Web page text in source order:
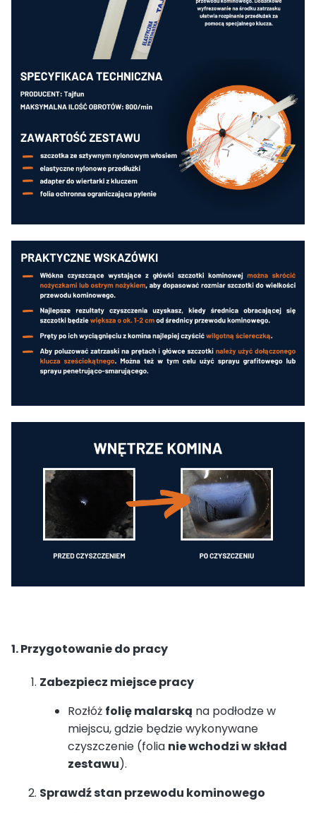
1. Przygotowanie do pracy
Zabezpiecz miejsce pracy
Rozłóż folię malarską na podłodze w
miejscu, gdzie będzie wykonywane
czyszczenie (folia nie wchodzi w skład
zestawu).
Sprawdź stan przewodu kominowego